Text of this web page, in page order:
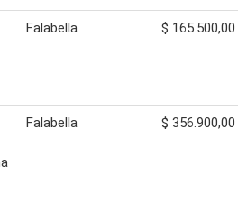
Falabella $ 165.500,00
Falabella $ 356.900,00